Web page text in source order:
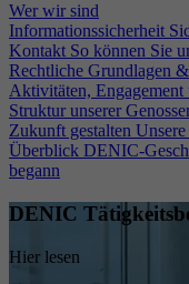
Wer wir sind
Informationssicherheit
Kontakt So können Sie
Rechtliche Grundlagen
Aktivitäten, Engagement
Struktur unserer
Zukunft gestalten
Überblick DENIC-
begann
DENIC
Hier lesen